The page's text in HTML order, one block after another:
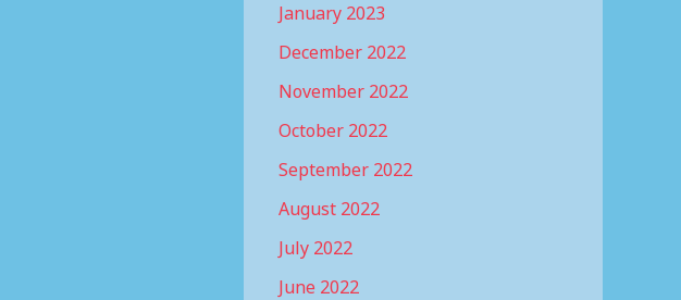
January 2023
December 2022
November 2022
October 2022
September 2022
August 2022
July 2022
June 2022